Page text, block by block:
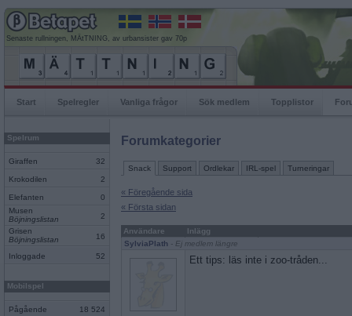
Senaste rullningen, MÄtTNING, av urbansister gav 70p
Start Spelregler Vanliga frågor Sök medlem Topplistor
Spelrum
Giraffen 32
Krokodilen 2
Elefanten
0
Musen
Böjningslistan
2
Grisen
Böjningslistan
16
Inloggade 52
Mobilspel
Pågående 18 524
Forumkategorier
Snack Support Ordlekar IRL-spel Turneringar
« Föregående sida
« Första sidan
Användare
Inlägg
SylviaPlath - Ej medlem längre
Ett tips: läs inte i zoo-tråden...